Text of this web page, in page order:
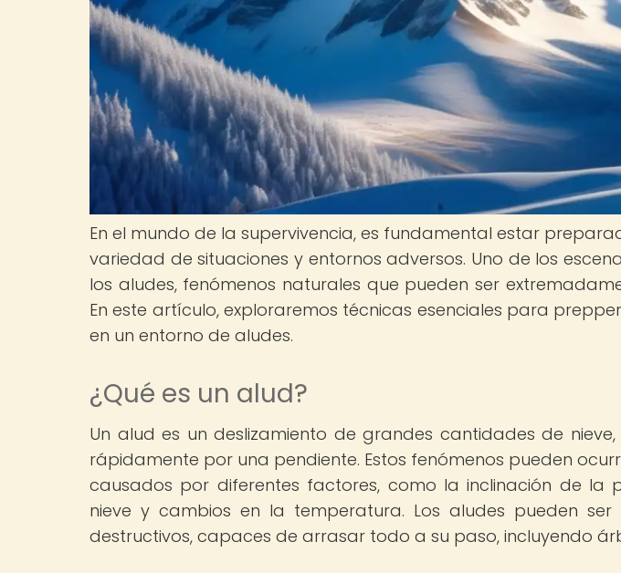
En el mundo de la supervivencia, es fundamental estar
variedad de situaciones y entornos adversos. Uno de los
los aludes, fenómenos naturales que pueden ser
En este artículo, exploraremos técnicas esenciales para
en un entorno de aludes.
¿Qué es un alud?
Un alud es un deslizamiento de grandes cantidades de
rápidamente por una pendiente. Estos fenómenos pueden
causados por diferentes factores, como la inclinación de la
nieve y cambios en la temperatura. Los aludes pueden ser
destructivos, capaces de arrasar todo a su paso, incluyendo